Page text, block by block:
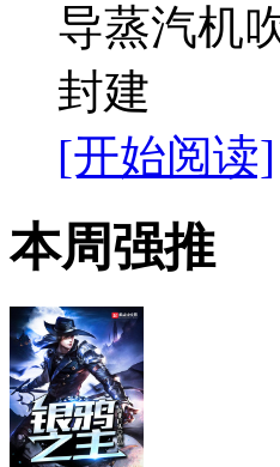
导蒸汽机
封建
[开始阅读]
本周强推